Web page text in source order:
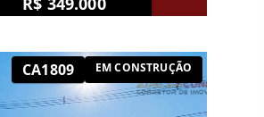
CA1809 EM CONSTRUÇÃO